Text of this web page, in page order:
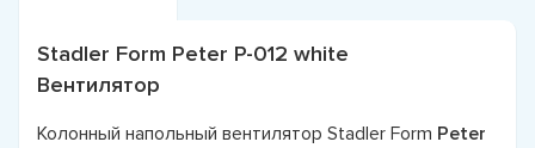
Stadler Form Peter P-012 white
Вентилятор
Колонный напольный вентилятор Stadler Form Peter